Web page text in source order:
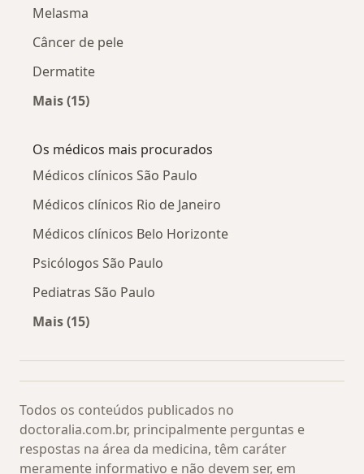
Melasma
Câncer de pele
Dermatite
Mais (15)
Os médicos mais procurados
Médicos clínicos São Paulo
Médicos clínicos Rio de Janeiro
Médicos clínicos Belo Horizonte
Psicólogos São Paulo
Pediatras São Paulo
Mais (15)
Todos os conteúdos publicados no
doctoralia.com.br, principalmente perguntas e
respostas na área da medicina, têm caráter
meramente informativo e não devem ser, em